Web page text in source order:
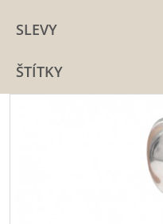
SLEVY
ŠTÍTKY